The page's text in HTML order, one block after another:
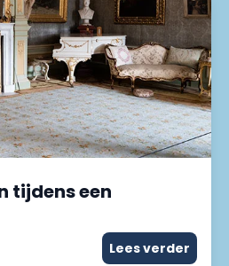
tijdens een
Lees verder